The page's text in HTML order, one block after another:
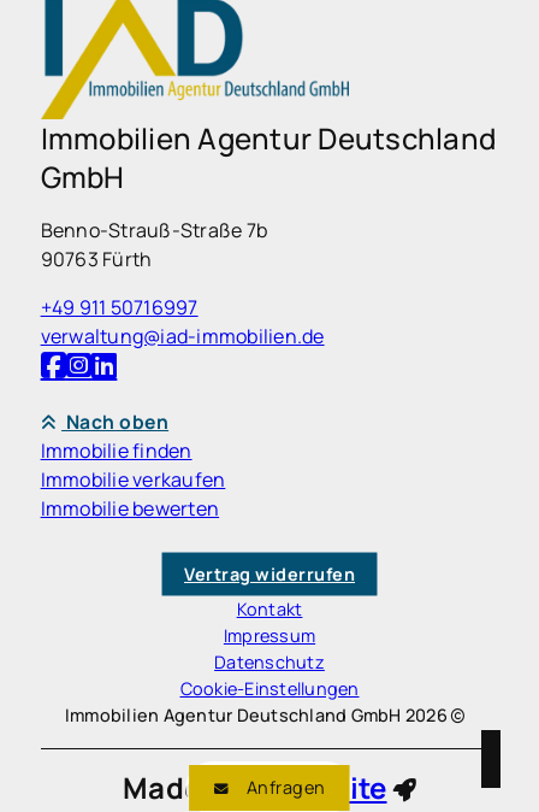
Anfragen
Immobilien Agentur Deutschland
GmbH
Benno-Strauß-Straße 7b
90763 Fürth
+49 911 50716997
verwaltung@iad-immobilien.de
Nach oben
Immobilie finden
Immobilie verkaufen
Immobilie bewerten
Vertrag widerrufen
Kontakt
Impressum
Datenschutz
Cookie-Einstellungen
Immobilien Agentur Deutschland GmbH 2026
Made withYnfinite